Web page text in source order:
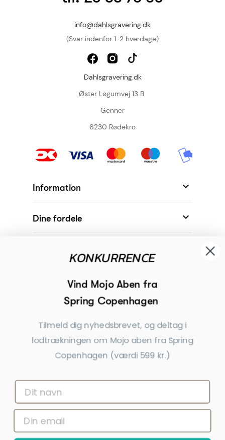
info@dahlsgravering.dk
(Svar indenfor 1-2 hverdage)
Dahlsgravering.dk
Øster Løgumvej 13 B
Genner
6230 Rødekro
Information 
Dine fordele 
Begivenheder
Tilmeld dig nyhedsbrevet
Få nyheder, tips og tilbud før andre
*Ved at indsende denne formular accepterer jeg, at de indtastede data bruges af Dahls
Gravering til at sende nyhedsbreve og kampagnetilbud. Afmelding kan altid ske nederst
KONKURRENCE
Vind Mojo Aben fra
Spring Copenhagen
Tilmeld dig nyhedsbrevet, og deltag i
lodtrækningen om Mojo aben fra Spring
Copenhagen (værdi 599 kr.)